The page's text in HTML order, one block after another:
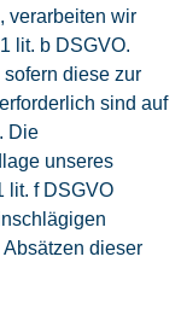
verarbeiten wir
lit. b DSGVO.
diese zur
sind auf
Die
unseres
lit. f DSGVO
dieser